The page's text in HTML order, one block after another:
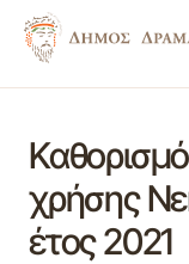
χρήσης
έτος 2021